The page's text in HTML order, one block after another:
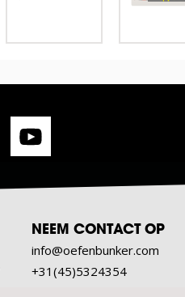
NEEM CONTACT OP
info@oefenbunker.com
+31(45)5324354